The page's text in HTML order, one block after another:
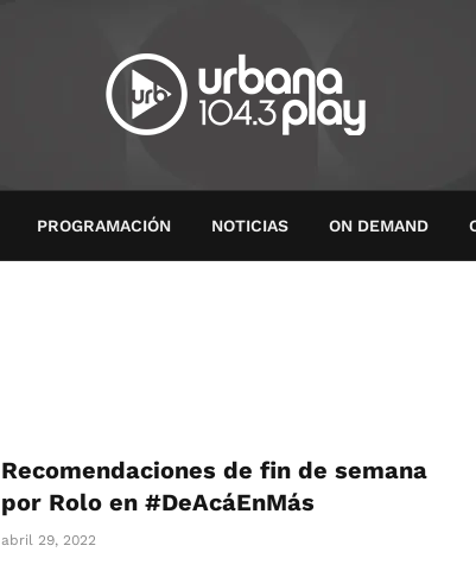
PROGRAMACIÓN NOTICIAS ON DEMAND
Recomendaciones de fin de semana
por Rolo en #DeAcáEnMás
abril 29, 2022